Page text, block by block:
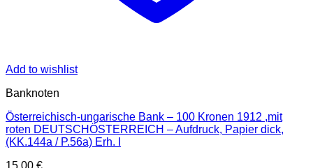
Add to wishlist
Banknoten
Österreichisch-ungarische Bank – 100 Kronen 1912 ,mit
roten DEUTSCHÖSTERREICH – Aufdruck, Papier dick,
(KK.144a / P.56a) Erh. I